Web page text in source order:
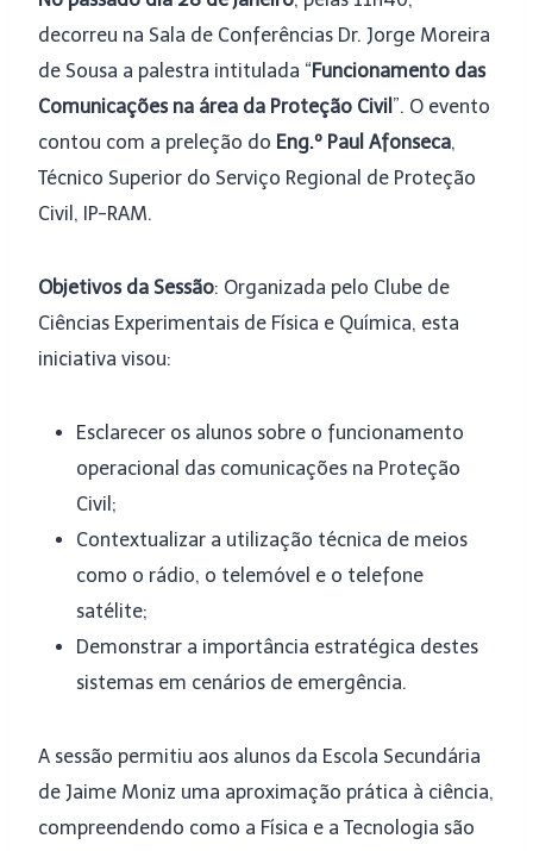
decorreu na Sala de Conferências Dr. Jorge Moreira
de Sousa a palestra intitulada “Funcionamento das
Comunicações na área da Proteção Civil ”. O evento
contou com a preleção do Eng.º Paul Afonseca,
Técnico Superior do Serviço Regional de Proteção
Civil, IP-RAM.
Objetivos da Sessão: Organizada pelo Clube de
Ciências Experimentais de Física e Química, esta
iniciativa visou:
Esclarecer os alunos sobre o funcionamento
operacional das comunicações na Proteção
Civil;
Contextualizar a utilização técnica de meios
como o rádio, o telemóvel e o telefone
satélite;
Demonstrar a importância estratégica destes
sistemas em cenários de emergência.
A sessão permitiu aos alunos da Escola Secundária
de Jaime Moniz uma aproximação prática à ciência,
compreendendo como a Física e a Tecnologia são